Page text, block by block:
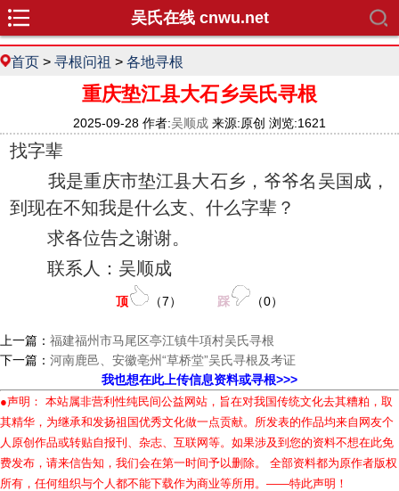
吴氏在线 cnwu.net
首页 > 寻根问祖 > 各地寻根
重庆垫江县大石乡吴氏寻根
2025-09-28 作者:吴顺成 来源:原创 浏览:1621
找字辈
我是重庆市垫江县大石乡，爷爷名吴国成，
到现在不知我是什么支、什么字辈？
求各位告之谢谢。
联系人：吴顺成
顶 （7） 踩 （0）
上一篇： 福建福州市马尾区亭江镇牛項村吴氏寻根
下一篇： 河南鹿邑、安徽亳州“草桥堂”吴氏寻根及考证
我也想在此上传信息资料或寻根>>>
●声明： 本站属非营利性纯民间公益网站，旨在对我国传统文化去其糟粕，取
其精华，为继承和发扬祖国优秀文化做一点贡献。所发表的作品均来自网友个
人原创作品或转贴自报刊、杂志、互联网等。如果涉及到您的资料不想在此免
费发布，请来信告知，我们会在第一时间予以删除。 全部资料都为原作者版权
所有，任何组织与个人都不能下载作为商业等所用。——特此声明！